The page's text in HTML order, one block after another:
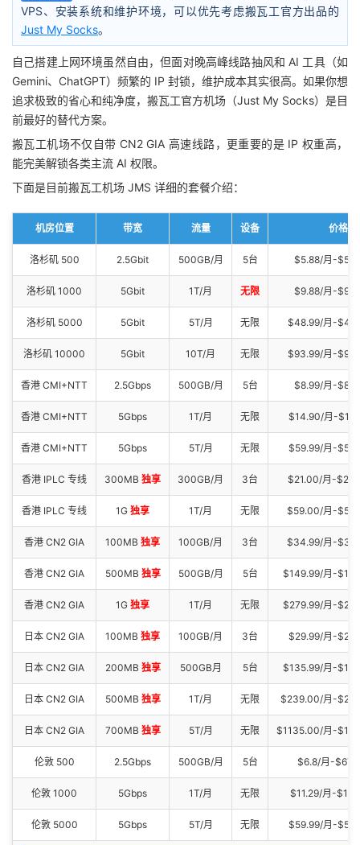
VPS、安装系统和维护环境，可以优先考虑搬瓦工官方出品的
Just My Socks。
自己搭建上网环境虽然自由，但面对晚高峰线路抽风和 AI 工具（如
Gemini、ChatGPT）频繁的 IP 封锁，维护成本其实很高。如果你想
追求极致的省心和纯净度，搬瓦工官方机场（Just My Socks）是目
前最好的替代方案。
搬瓦工机场不仅自带 CN2 GIA 高速线路，更重要的是 IP 权重高，
能完美解锁各类主流 AI 权限。
下面是目前搬瓦工机场 JMS 详细的套餐介绍：
机房位置 带宽 流量 设备 价格
洛杉矶 500 2.5Gbit 500GB/月 5台 $5.88/月-
洛杉矶 1000 5Gbit 1T/月 无限 $9.88/月-
洛杉矶 5000 5Gbit 5T/月 无限 $48.99/月-
洛杉矶 10000 5Gbit 10T/月 无限 $93.99/月-
香港 CMI+NTT 2.5Gbps 500GB/月 5台 $8.99/月-
香港 CMI+NTT 5Gbps 1T/月 无限 $14.90/月-
香港 CMI+NTT 5Gbps 5T/月 无限 $59.99/月-
香港 IPLC 专线 300MB 独享 300GB/月 3台 $21.00/月-
香港 IPLC 专线 1G 独享 1T/月 无限 $59.00/月-
香港 CN2 GIA 100MB 独享 100GB/月 3台 $34.99/月-
香港 CN2 GIA 500MB 独享 500GB/月 5台 $149.99/月-
香港 CN2 GIA 1G 独享 1T/月 无限 $279.99/月-
日本 CN2 GIA 100MB 独享 100GB/月 3台 $29.99/月-
日本 CN2 GIA 200MB 独享 500GB月 5台 $135.99/月-
日本 CN2 GIA 500MB 独享 1T/月 无限 $239.00/月-
日本 CN2 GIA 700MB 独享 5T/月 无限 $1135.00/月-
伦敦 500 2.5Gbps 500GB/月 5台 $6.8/月-
伦敦 1000 5Gbps 1T/月 无限 $11.29/月-
伦敦 5000 5Gbps 5T/月 无限 $59.99/月-